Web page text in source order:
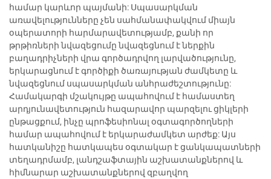
համար կարևոր պայմանի: Սպասարկման
առավելությունները չեն սահմանափակվում միայն
օպերատորի հարմարավետությամբ, քանի որ
թրթիռների նվազեցումը նվազեցնում է ներքին
բաղադրիչների վրա գործադրվող լարվածությունը,
երկարացնում է գործիքի ծառայության ժամկետը և
նվազեցնում սպասարկման անհրաժեշտությունը:
Համակարգի մշակույթը ապահովում է համաստեղ
արդյունավետություն հազարավոր պարզելու ցիկլերի
ընթացքում, ինչը պրոֆեսիոնալ օգտագործողների
համար ապահովում է երկարաժամկետ արժեք: Այս
հատկանիշը հատկապես օգտակար է ցանկապատների
տեղադրմամբ, լանդշաֆտային աշխատանքներով և
հիմնարար աշխատանքներով զբաղվող